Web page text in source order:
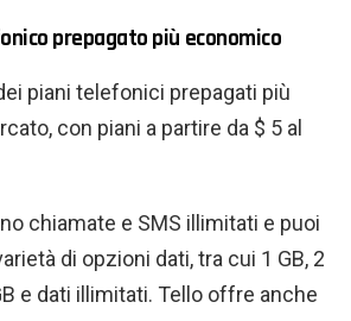
prepagato più economico
piani telefonici prepagati più
con piani a partire da $ 5 al
chiamate e SMS illimitati e puoi
di opzioni dati, tra cui 1 GB, 2
e dati illimitati. Tello offre anche